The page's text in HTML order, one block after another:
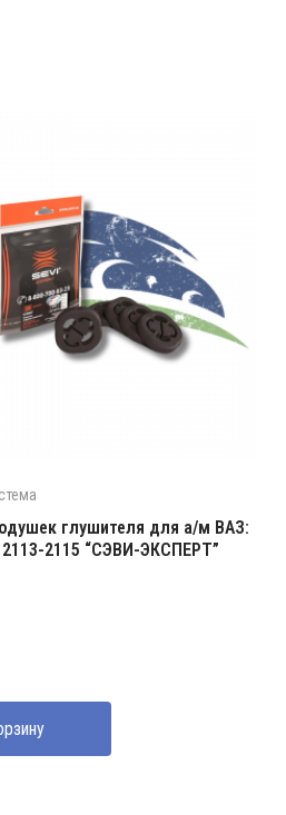
глушителя для а/м ВАЗ:
2113-2115 “СЭВИ-ЭКСПЕРТ”